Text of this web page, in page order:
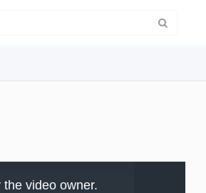
video owner.